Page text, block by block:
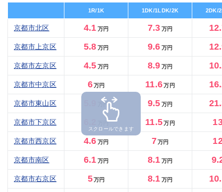
1R/1K 1DK/1LDK/2K 2DK/
京都市北区 4.1 万円 7.3 万円
京都市上京区 5.8 万円 9.6 万円
京都市左京区 4.5 万円 8.9 万円
京都市中京区 6万円 11.6万円
京都市東山区 万円 9.5 万円
京都市下京区 万円 11.5万円
京都市西京区 4.6 万円 7万円
京都市南区 6.1 万円 8.1 万円
京都市右京区 5万円 8.1 万円
スクロールできます